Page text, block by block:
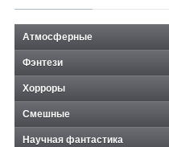
Атмосферные
Фэнтези
Хорроры
Смешные
Научная фантастика